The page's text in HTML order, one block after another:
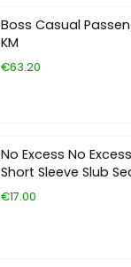
Boss Casual
KM
€63.20
No Excess No
Short Sleeve Slub
€17.00